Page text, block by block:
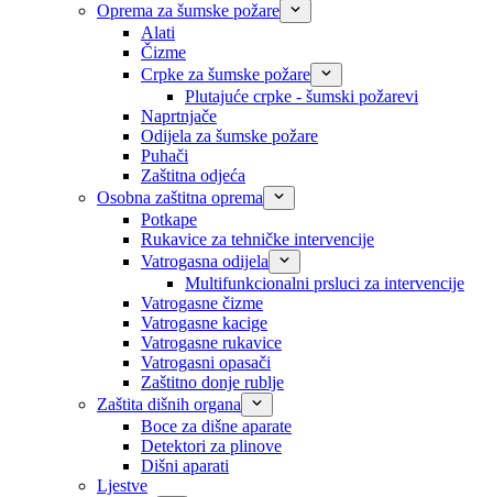
Oprema za šumske požare
Alati
Čizme
Crpke za šumske požare
Plutajuće crpke - šumski požarevi
Naprtnjače
Odijela za šumske požare
Puhači
Zaštitna odjeća
Osobna zaštitna oprema
Potkape
Rukavice za tehničke intervencije
Vatrogasna odijela
Multifunkcionalni prsluci za intervencije
Vatrogasne čizme
Vatrogasne kacige
Vatrogasne rukavice
Vatrogasni opasači
Zaštitno donje rublje
Zaštita dišnih organa
Boce za dišne aparate
Detektori za plinove
Dišni aparati
Ljestve